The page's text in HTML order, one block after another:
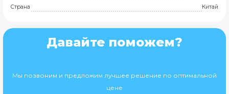
Страна
Китай
Давайте поможем?
Мы позвоним и предложим лучшее решение по оптимальной
цене